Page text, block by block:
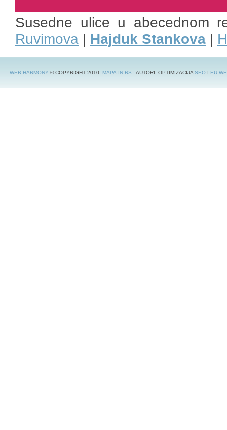
Susedne ulice u abecednom
Ruvimova | Hajduk Stankova |
WEB HARMONY © COPYRIGHT 2010. MAPA.IN.RS - AUTORI: OPTIMIZACIJASEO I EU